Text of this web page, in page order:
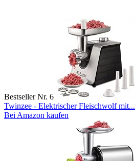
Bestseller Nr. 6
Twinzee - Elektrischer Fleischwolf mit...
Bei Amazon kaufen